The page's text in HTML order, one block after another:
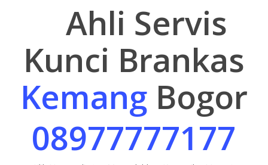
Ahli Servis
Kunci Brankas
Kemang Bogor
08977777177